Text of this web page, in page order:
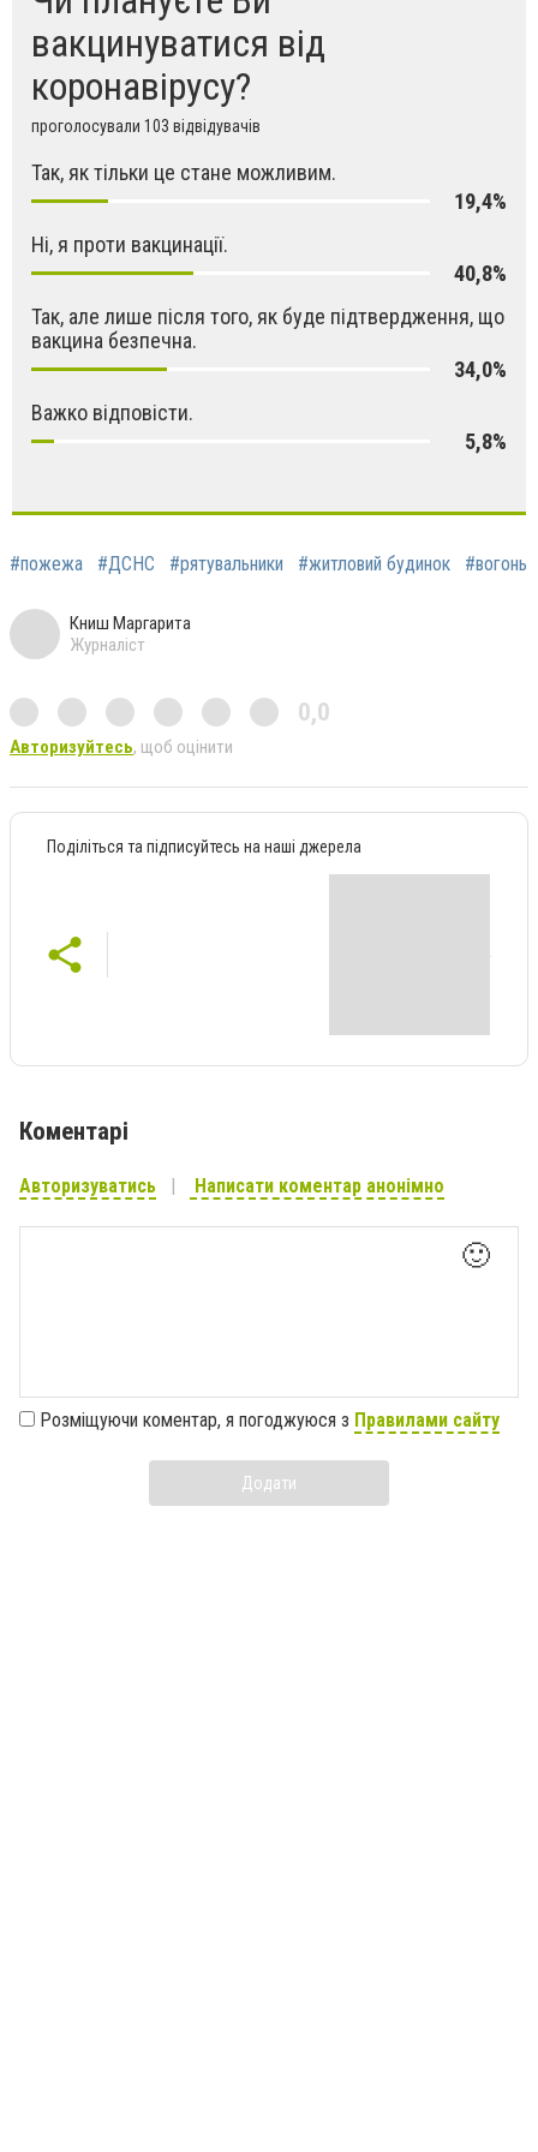
вакцинуватися від
коронавірусу?
проголосували 103 відвідувачів
Так, як тільки це стане можливим.
19,4%
Ні, я проти вакцинації.
40,8%
Так, але лише після того, як буде підтвердження, що
вакцина безпечна.
34,0%
Важко відповісти.
5,8%
#пожежа #ДСНС #рятувальники #житловий будинок #вогонь
Книш Маргарита
Журналіст
0,0
Авторизуйтесь, щоб оцінити
Поділіться та підписуйтесь на наші джерела
Коментарі
Авторизуватись Написати коментар анонімно
🙂
Розміщуючи коментар, я погоджуюся з Правилами сайту
Додати